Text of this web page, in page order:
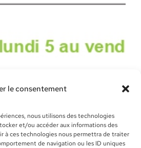
le consentement
nous utilisons des technologies
et/ou accéder aux informations des
à ces technologies nous permettra de traiter
de navigation ou les ID uniques